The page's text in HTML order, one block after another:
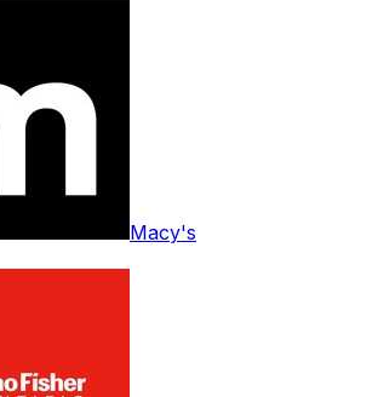
Macy's